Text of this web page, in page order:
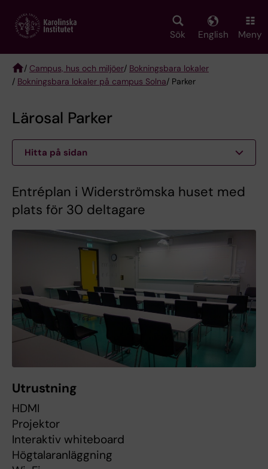
main
Sök English Meny
Breadcrumb
/ Campus, hus och miljöer/ Bokningsbara lokaler
/ Bokningsbara lokaler på campus Solna/ Parker
Lärosal Parker
Hitta på sidan
Entréplan i Widerströmska huset med
plats för 30 deltagare
Utrustning
HDMI
Projektor
Interaktiv whiteboard
Högtalaranläggning